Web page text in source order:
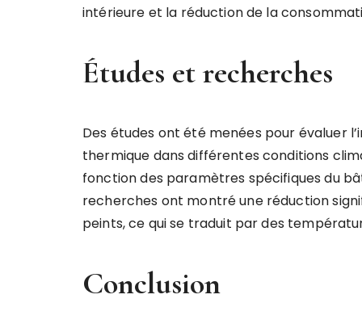
intérieure et la réduction de la
Études et recherches
Des études ont été menées pour évaluer
thermique dans différentes conditions
fonction des paramètres spécifiques du
recherches ont montré une réduction
peints, ce qui se traduit par des
Conclusion